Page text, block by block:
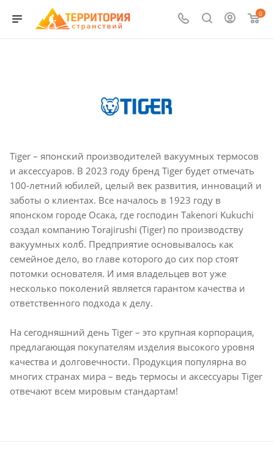
0
Tiger – японский производителей вакуумных термосов
и аксессуаров. В 2023 году бренд Tiger будет отмечать
100-летний юбилей, целый век развития, инноваций и
заботы о клиентах. Все началось в 1923 году в
японском городе Осака, где господин Takenori Kukuchi
создал компанию Torajirushi (Tiger) по производству
вакуумных колб. Предприятие основывалось как
семейное дело, во главе которого до сих пор стоят
потомки основателя. И имя владельцев вот уже
несколько поколений является гарантом качества и
ответственного подхода к делу.
На сегодняшний день Tiger – это крупная корпорация,
предлагающая покупателям изделия высокого уровня
качества и долговечности. Продукция популярна во
многих странах мира – ведь термосы и аксессуары Tiger
отвечают всем мировым стандартам!